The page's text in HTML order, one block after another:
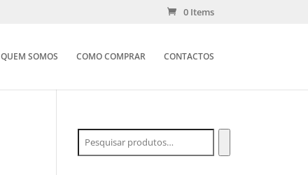
0 Items
QUEM SOMOS COMO COMPRAR CONTACTOS